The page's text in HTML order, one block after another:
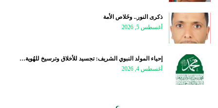
ذكرى النور.. وخَلاص الأمة
أغسطس 5, 2026
إحياء المولد النبوي الشريف: تجسيد للأخلاق وترسيخ للهُوية…
أغسطس 4, 2026